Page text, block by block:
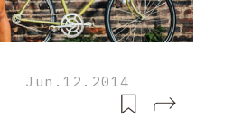
Jun.12.2014